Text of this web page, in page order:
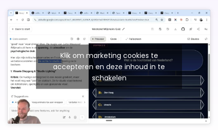
Klik om marketing cookies te
accepteren en deze inhoud in te
schakelen